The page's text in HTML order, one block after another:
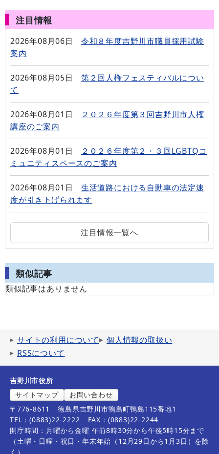
注目情報
2026年08月06日
令和８年度吉野川市職員採用試験
案内
2026年08月05日
第２回人権フェスティバルについ
て
2026年08月01日
２０２６年度第３回吉野川市人権
講座のご案内
2026年08月01日
２０２６年度第２・３回LGBTQコ
ミュニティスペースのご案内
2026年08月01日
生活道路における自動車の法定速
度が引き下げられます
注目情報一覧へ
類似記事
類似記事はありません
サイトの利用について
個人情報の取扱い
RSSについて
吉野川市役所
サイトマップ
お問い合わせ
〒776-8611
徳島県吉野川市鴨島町鴨島115番地1
TEL：(0883)22-2222
FAX：(0883)22-2244
開庁時間：月曜から金曜 午前8時30分から午後5時15分まで
（土曜・日曜・祝日・年末年始（12月29日から1月3日）を除
く）